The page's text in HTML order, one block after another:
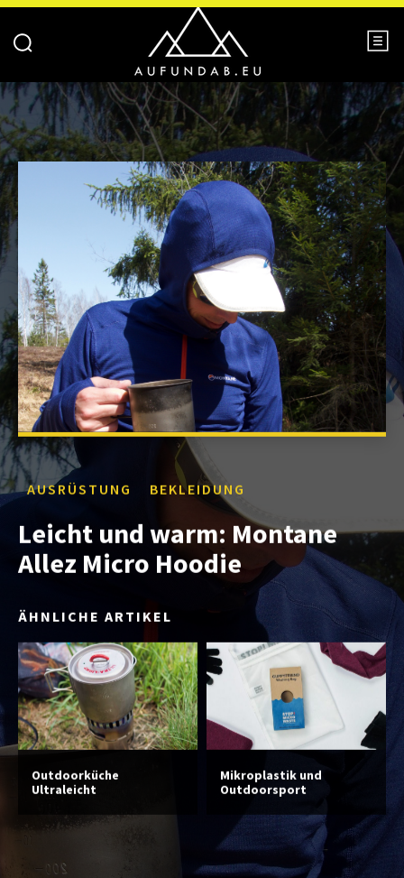
AUSRÜSTUNG BEKLEIDUNG
Leicht und warm: Montane
Allez Micro Hoodie
ÄHNLICHE ARTIKEL
Outdoorküche
Ultraleicht
Mikroplastik und
Outdoorsport